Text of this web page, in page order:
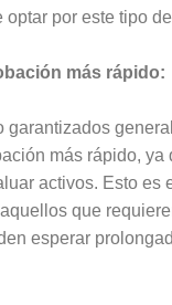
optar por este tipo
más rápido:
garantizados
más rápido, ya
activos. Esto es
que
esperar